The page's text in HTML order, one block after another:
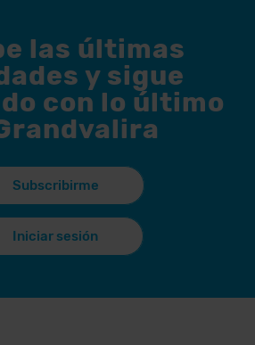
las últimas
y sigue
con lo último
Subscribirme
Iniciar sesión